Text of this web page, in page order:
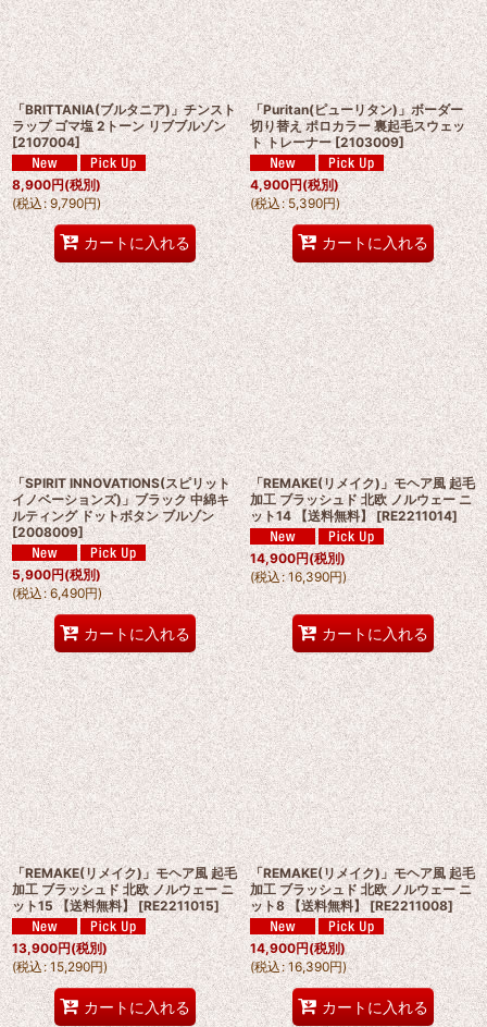
「BRITTANIA(ブルタニア)」チンスト
ラップ ゴマ塩 2トーン リブブルゾン
[2107004]
8,900円(税別)
(税込: 9,790円)
カートに入れる
「Puritan(ピューリタン)」ボーダー
切り替え ポロカラー 裏起毛スウェッ
ト トレーナー [2103009]
4,900円(税別)
(税込: 5,390円)
カートに入れる
「SPIRIT INNOVATIONS(スピリット
イノベーションズ)」ブラック 中綿キ
ルティング ドットボタン ブルゾン
[2008009]
5,900円(税別)
(税込: 6,490円)
カートに入れる
「REMAKE(リメイク)」モヘア風 起毛
加工 ブラッシュド 北欧 ノルウェー ニ
ット14 【送料無料】 [RE2211014]
14,900円(税別)
(税込: 16,390円)
カートに入れる
「REMAKE(リメイク)」モヘア風 起毛
加工 ブラッシュド 北欧 ノルウェー ニ
ット15 【送料無料】 [RE2211015]
13,900円(税別)
(税込: 15,290円)
カートに入れる
「REMAKE(リメイク)」モヘア風 起毛
加工 ブラッシュド 北欧 ノルウェー ニ
ット8 【送料無料】 [RE2211008]
14,900円(税別)
(税込: 16,390円)
カートに入れる